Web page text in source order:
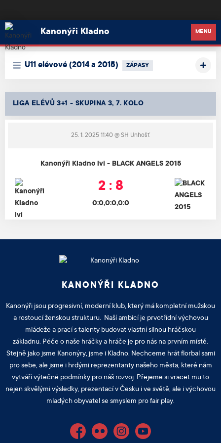
Kanonýři Kladno
Kanonýři Kladno MENU
U11 elévové (2014 a 2015) ZÁPASY
LIGA ELÉVŮ 3+1 - SKUPINA 3, 7. KOLO
25. 1. 2025 11:40 @ SH Unhošť
Kanonýři Kladno lvi - BLACK ANGELS 2015
2 : 8
0:0,0:0,0:0
KANONÝŘI KLADNO
Kanonýři jsou progresivní, moderní klub, který má kompletní mužskou
a rostoucí ženskou strukturu. Naší ambicí je prvotřídní výchovou
mládeže a prací s talenty budovat vlastní silnou hráčskou
základnu. Péče o naše hráčky a hráče je pro nás na prvním místě.
Stejně jako jsme Kanonýry, jsme i Kladno. Nechceme hrát florbal sami
pro sebe, ale jsme i hrdými reprezentanty našeho města, které nám
vytváří výtečné podmínky pro náš rozvoj. Přejeme si vracet mu to
nejen skvělými výsledky, prezentací v Česku i ve světě, ale i výchovou
mladých obyvatel se smyslem pro fair play.
FacebookFlickr InstagramYouTube